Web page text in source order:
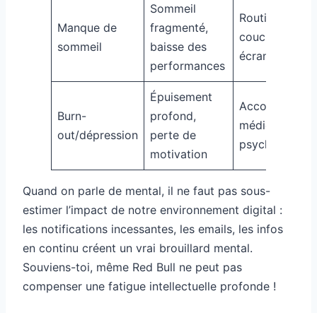
Manque de
sommeil
Sommeil
fragmenté,
baisse des
performances
Routine
coucher,
écrans
Burn-
out/dépression
Épuisement
profond,
perte de
motivation
médical et
psychologique
Quand on parle de mental, il ne faut pas sous-
estimer l’impact de notre environnement digital :
les notifications incessantes, les emails, les infos
en continu créent un vrai brouillard mental.
Souviens-toi, même Red Bull ne peut pas
compenser une fatigue intellectuelle profonde !